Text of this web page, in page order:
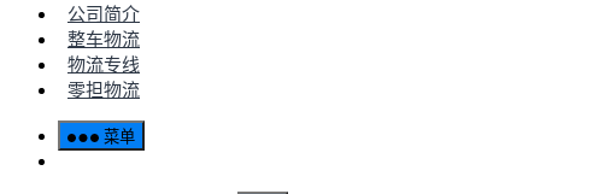
公司简介
整车物流
物流专线
零担物流
菜单